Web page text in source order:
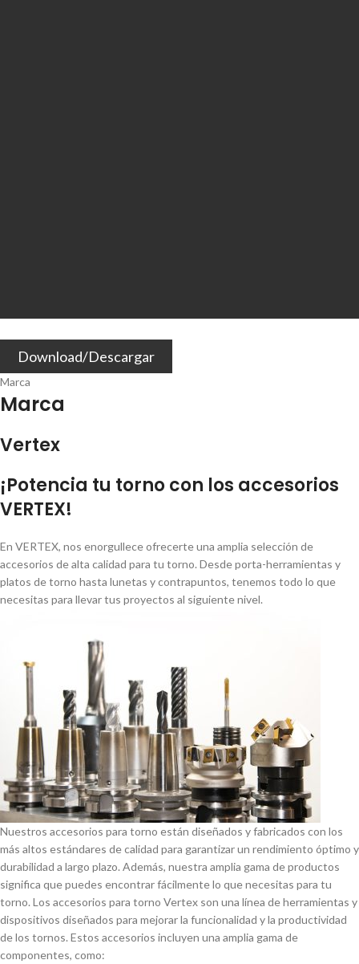
Download/Descargar
Marca
Marca
Vertex
¡Potencia tu torno con los accesorios
VERTEX!
En VERTEX, nos enorgullece ofrecerte una amplia selección de
accesorios de alta calidad para tu torno. Desde porta-herramientas y
platos de torno hasta lunetas y contrapuntos, tenemos todo lo que
necesitas para llevar tus proyectos al siguiente nivel.
Nuestros accesorios para torno están diseñados y fabricados con los
más altos estándares de calidad para garantizar un rendimiento óptimo y
durabilidad a largo plazo. Además, nuestra amplia gama de productos
significa que puedes encontrar fácilmente lo que necesitas para tu
torno. Los accesorios para torno Vertex son una lí­nea de herramientas y
dispositivos diseñados para mejorar la funcionalidad y la productividad
de los tornos. Estos accesorios incluyen una amplia gama de
componentes, como: